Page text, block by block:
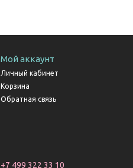
Мой аккаунт
Личный кабинет
Корзина
Обратная связь
+7 499 322 33 10